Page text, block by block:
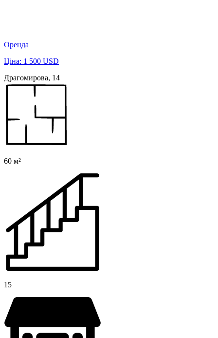
Оренда
Ціна: 1 500 USD
Драгомирова, 14
60 м²
15